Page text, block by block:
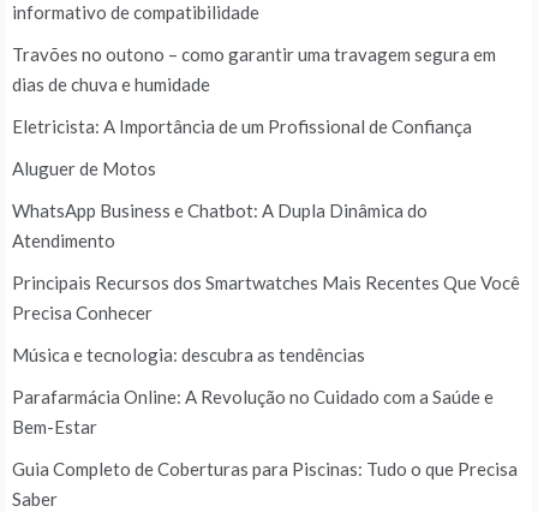
informativo de compatibilidade
Travões no outono – como garantir uma travagem segura em
dias de chuva e humidade
Eletricista: A Importância de um Profissional de Confiança
Aluguer de Motos
WhatsApp Business e Chatbot: A Dupla Dinâmica do
Atendimento
Principais Recursos dos Smartwatches Mais Recentes Que Você
Precisa Conhecer
Música e tecnologia: descubra as tendências
Parafarmácia Online: A Revolução no Cuidado com a Saúde e
Bem-Estar
Guia Completo de Coberturas para Piscinas: Tudo o que Precisa
Saber